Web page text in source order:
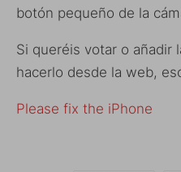
botón pequeño de la
Si queréis votar o añadir
hacerlo desde la web,
Please fix the iPhone